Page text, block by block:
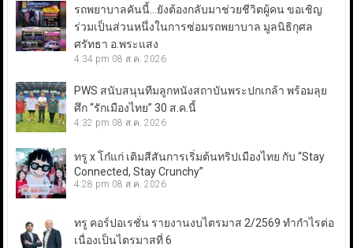
รถพยาบาลคันนี้…ยังต้องกลับมาช่วยชีวิตผู้คน ขอเชิญ
ร่วมเป็นส่วนหนึ่งในการซ่อมรถพยาบาล มูลนิธิกุศล
ศรัทธา อ.พระแสง
4:34 pm 08 ส.ค. 2026
PWS สนับสนุนทีมลูกหนังสถาบันพระปกเกล้า พร้อมลุย
ศึก “รักเมืองไทย” 30 ส.ค.นี้
4:32 pm 08 ส.ค. 2026
ทรู x โก๋แก่ เติมสีสันการเริ่มต้นทริปเมืองไทย กับ “Stay
Connected, Stay Crunchy”
4:28 pm 08 ส.ค. 2026
ทรู คอร์ปอเรชั่น รายงานงบไตรมาส 2/2569 ทำกำไรต่อ
เนื่องเป็นไตรมาสที่ 6